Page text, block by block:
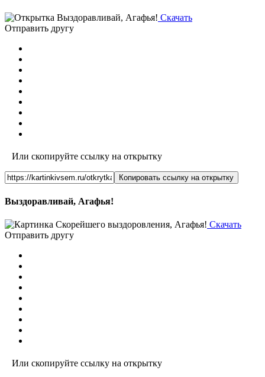
Скачать
Отправить другу
Или скопируйте ссылку на открытку
Копировать ссылку на открытку
Выздоравливай, Агафья!
Скачать
Отправить другу
Или скопируйте ссылку на открытку